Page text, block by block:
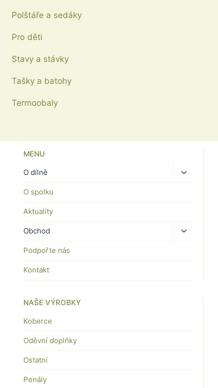
Polštáře a sedáky
Pro děti
Stavy a stávky
Tašky a batohy
Termoobaly
MENU
O dílně
Toggle
child
O spolku
Aktuality
Obchod
Toggle
child
Podpořte nás
Kontakt
NAŠE VÝROBKY
Koberce
Oděvní doplňky
Ostatní
Penály